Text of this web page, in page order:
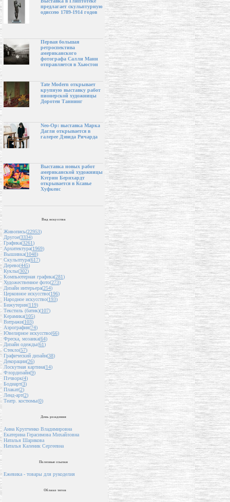
предлагает скульптурную
одиссею 1789-1914 годов
Первая большая
ретроспектива
американского
фотографа Салли Манн
отправляется в Хьюстон
Tate Modern открывает
крупную выставку работ
пионерской художницы
Доротеи Таннинг
Neo-Op: выставка Марка
Дагли открывается в
галерее Дэвида Ричарда
Выставка новых работ
американской художницы
Кэтрин Бернхардт
открывается в Ксавье
Хуфкенс
Вид искусства
Живопись(22953)
Другое(3334)
Графика(3261)
Архитектура(1969)
Вышивка(1048)
Скульптура(617)
Дерево(445)
Куклы(302)
Компьютерная графика(281)
Художественное фото(273)
Дизайн интерьера(254)
Церковное искусство(196)
Народное искусство(193)
Бижутерия(119)
Текстиль (батик)(107)
Керамика(105)
Витражи(103)
Аэрография(74)
Ювелирное искусство(66)
Фреска, мозаика(64)
Дизайн одежды(61)
Стекло(57)
Графический дизайн(38)
Декорации(26)
Лоскутная картина(14)
Флордизайн(9)
Пэчворк(4)
Бодиарт(3)
Плакат(2)
Ленд-арт(2)
Театр. костюмы(0)
День рождения
Анна Крупченко Владимировна
Екатерина Герасимова Михайловна
Наталья Шарикова
Наталья Каленик Сергеевна
Полезные ссылки
Ежевика - товары для рукоделия
Облако тегов